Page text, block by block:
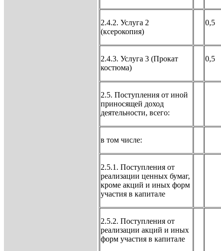
2.4.2. Услуга 2
(ксерокопия)
0,5
2.4.3. Услуга 3 (Прокат
костюма)
0,5
2.5. Поступления от иной
приносящей доход
деятельности, всего:
в том числе:
2.5.1. Поступления от
реализации ценных бумаг,
кроме акций и иных форм
участия в капитале
2.5.2. Поступления от
реализации акций и иных
форм участия в капитале